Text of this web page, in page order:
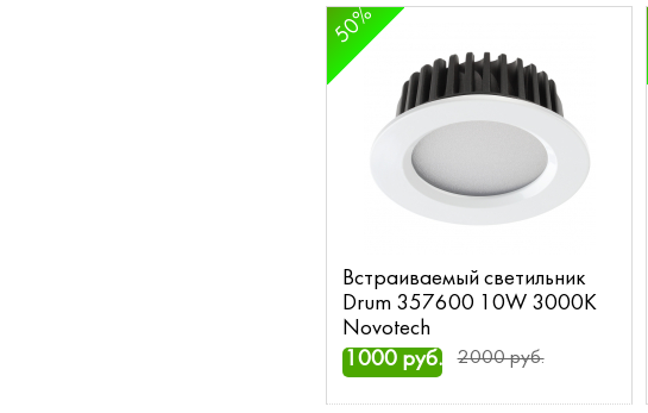
Встраиваемый светильник
Drum 357600 10W 3000K
Novotech
50%
1000 руб. 2000 руб.